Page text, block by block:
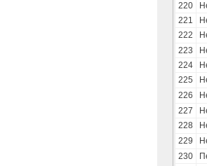
220
221
222
223
224
225
226
227
228
229
230